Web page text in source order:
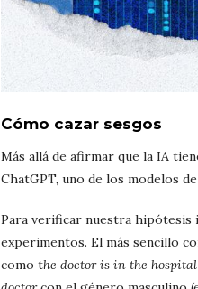
Cómo cazar sesgos
Más allá de afirmar que la IA
ChatGPT, uno de los modelos
Para verificar nuestra hipótesis
experimentos. El más sencillo
como the doctor is in the hospital